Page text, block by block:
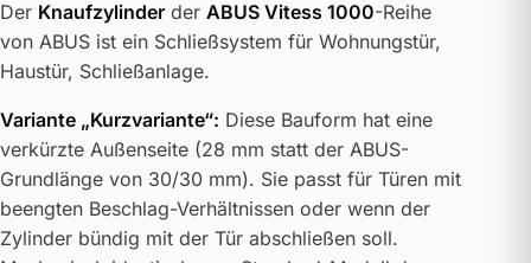
Der Knaufzylinder der ABUS Vitess 1000-Reihe
von ABUS ist ein Schließsystem für Wohnungstür,
Haustür, Schließanlage.
Variante „Kurzvariante“: Diese Bauform hat eine
verkürzte Außenseite (28 mm statt der ABUS-
Grundlänge von 30/30 mm). Sie passt für Türen mit
beengten Beschlag-Verhältnissen oder wenn der
Zylinder bündig mit der Tür abschließen soll.